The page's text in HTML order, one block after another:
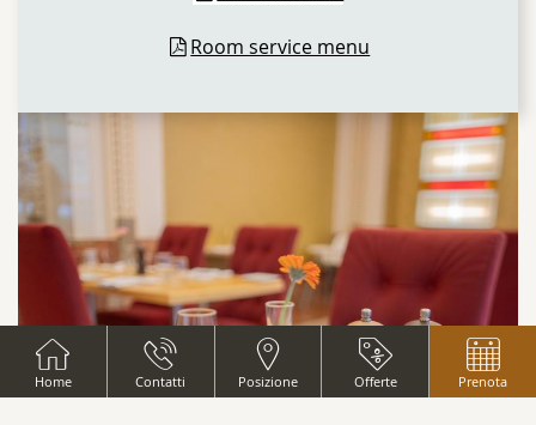
Room service menu
Home Contatti Posizione Offerte Prenota